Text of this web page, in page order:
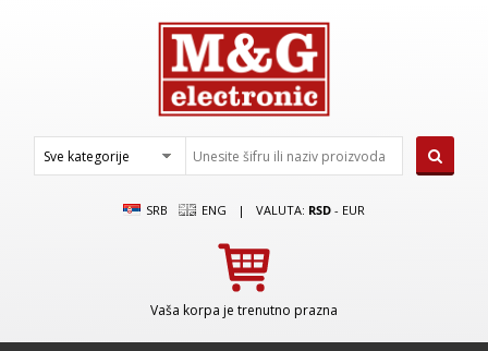
SRB ENG | VALUTA: RSD - EUR
Vaša korpa je trenutno prazna